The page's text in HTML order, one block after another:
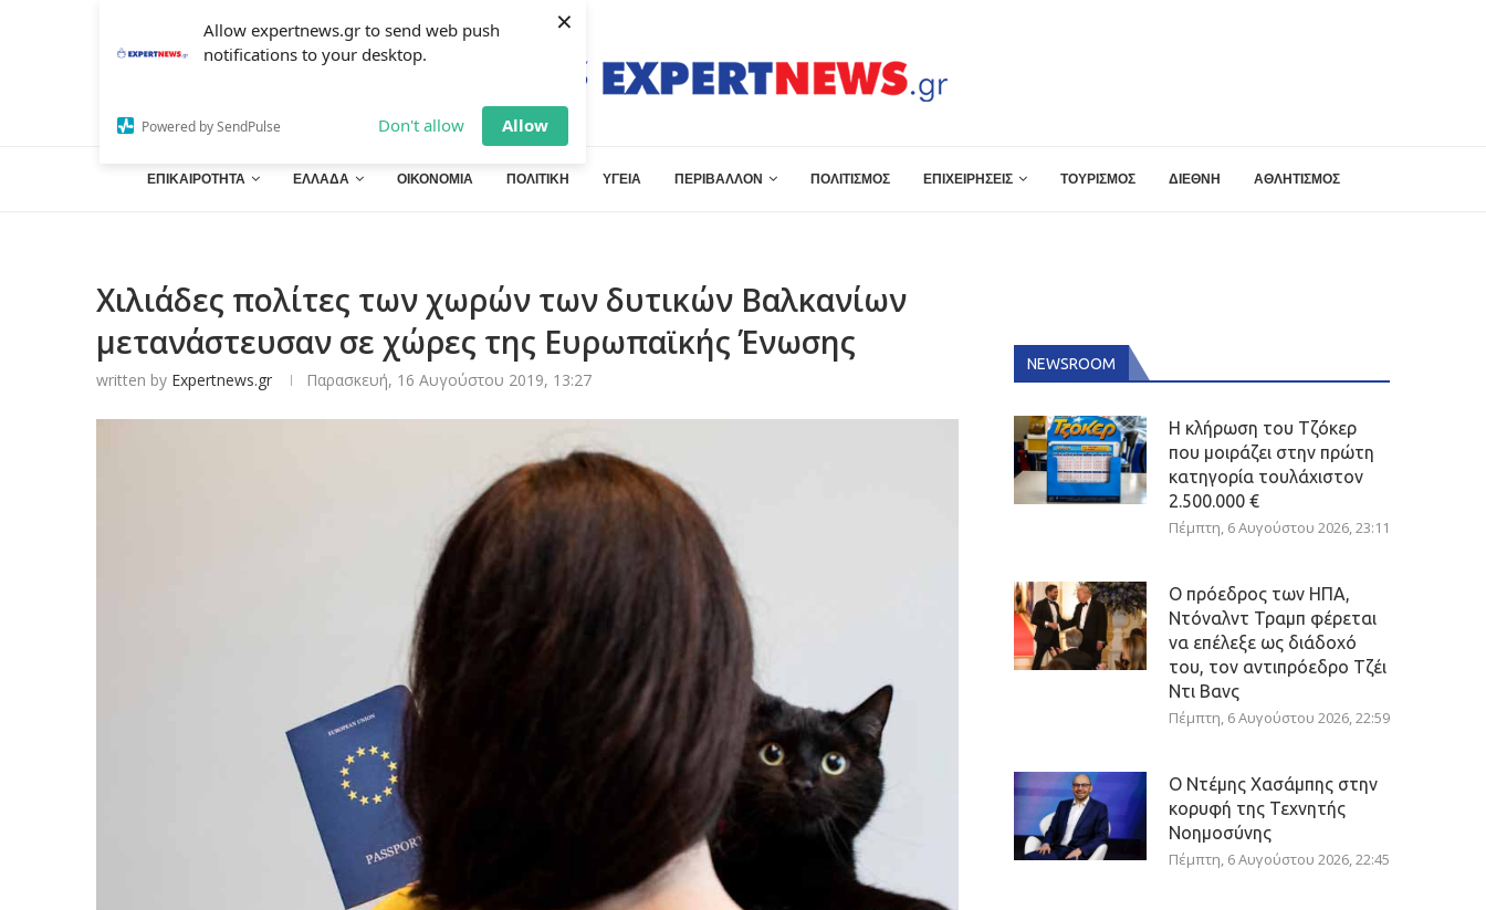
Allow expertnews.gr to send web push
notifications to your desktop.
Powered by SendPulse Don't allow Allow
×
ΕΠΙΚΑΙΡΟΤΗΤΑ ΕΛΛΑΔΑ ΟΙΚΟΝΟΜΙΑ ΠΟΛΙΤΙΚΗ ΥΓΕΙΑ ΠΕΡΙΒΑΛΛΟΝ ΠΟΛΙΤΙΣΜΟΣ ΕΠΙΧΕΙΡΗΣΕΙΣ ΤΟΥΡΙΣΜΟΣ ΔΙΕΘΝΗ ΑΘΛΗΤΙΣΜΟΣ
Χιλιάδες πολίτες των χωρών των δυτικών Βαλκανίων
μετανάστευσαν σε χώρες της Ευρωπαϊκής Ένωσης
written by Expertnews.gr Παρασκευή, 16 Αυγούστου 2019, 13:27
NEWSROOM
Η κλήρωση του Τζόκερ
που μοιράζει στην πρώτη
κατηγορία τουλάχιστον
2.500.000 €
Πέμπτη, 6 Αυγούστου 2026, 23:11
Ο πρόεδρος των ΗΠΑ,
Ντόναλντ Τραμπ φέρεται
να επέλεξε ως διάδοχό
του, τον αντιπρόεδρο Τζέι
Ντι Βανς
Πέμπτη, 6 Αυγούστου 2026, 22:59
Ο Ντέμης Χασάμπης στην
κορυφή της Τεχνητής
Νοημοσύνης
Πέμπτη, 6 Αυγούστου 2026, 22:45